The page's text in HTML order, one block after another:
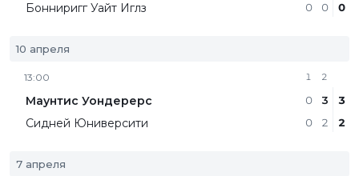
Бонниригг Уайт Иглз
0
0
0
10 апреля
13:00
Маунтис Уондерерс
Сидней Юниверсити
1
0
0
2
3
2
3
2
7 апреля